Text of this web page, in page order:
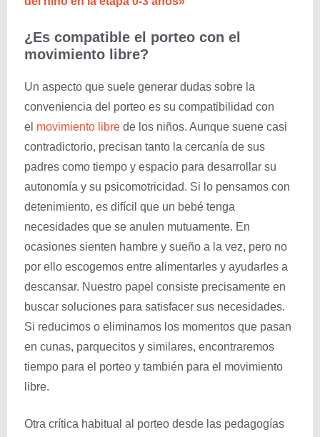
¿Es compatible el porteo con el
movimiento libre?
Un aspecto que suele generar dudas sobre la
conveniencia del porteo es su compatibilidad con
el movimiento libre de los niños. Aunque suene casi
contradictorio, precisan tanto la cercanía de sus
padres como tiempo y espacio para desarrollar su
autonomía y su psicomotricidad. Si lo pensamos con
detenimiento, es difícil que un bebé tenga
necesidades que se anulen mutuamente. En
ocasiones sienten hambre y sueño a la vez, pero no
por ello escogemos entre alimentarles y ayudarles a
descansar. Nuestro papel consiste precisamente en
buscar soluciones para satisfacer sus necesidades.
Si reducimos o eliminamos los momentos que pasan
en cunas, parquecitos y similares, encontraremos
tiempo para el porteo y también para el movimiento
libre.
Otra crítica habitual al porteo desde las pedagogías